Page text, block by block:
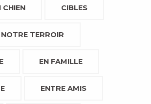
CHIEN CIBLES
TERROIR
EN FAMILLE
ENTRE AMIS